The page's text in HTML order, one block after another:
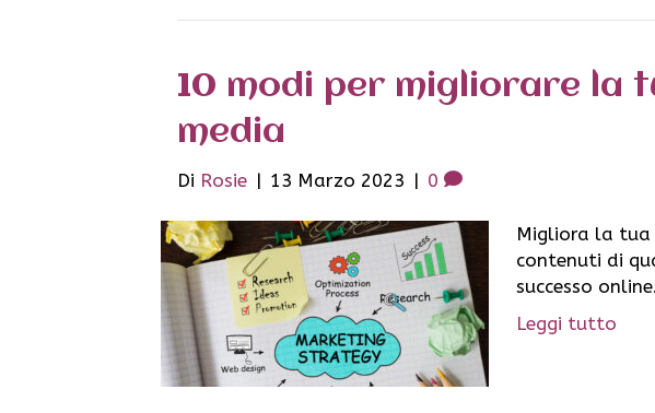
10 modi per migliorare la
media
Di Rosie | 13 Marzo 2023 | 0
Migliora la tua
contenuti di
successo online.
Leggi tutto